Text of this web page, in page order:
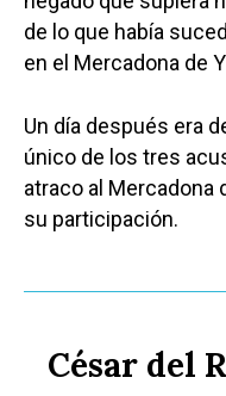
de lo que había
en el Mercadona de
Un día después era
único de los tres
atraco al Mercadona
su participación.
César del